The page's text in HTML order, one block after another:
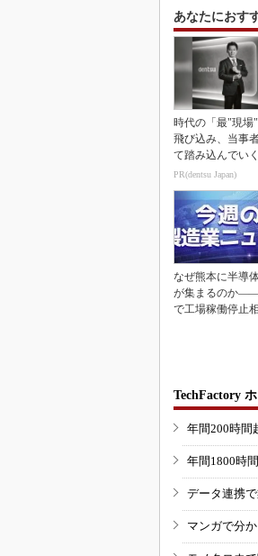
あなたにおす
時代の「最"現場
飛び込み、当事
て踏み込んでいく
PR(dentsu Japan)
なぜ熊本に半導
が集まるのか
で工場稼働停止
TechFactory
年間200時間
年間1800時
データ連携
マンガで分